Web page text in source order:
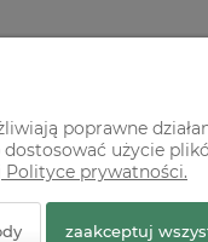
poprawne
użycie
Polityce prywatności.
zaakceptuj